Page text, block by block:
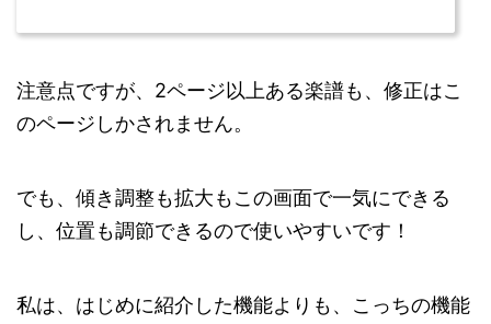
注意点ですが、2ページ以上ある楽譜も、修正はこ
のページしかされません。
でも、傾き調整も拡大もこの画面で一気にできる
し、位置も調節できるので使いやすいです！
私は、はじめに紹介した機能よりも、こっちの機能